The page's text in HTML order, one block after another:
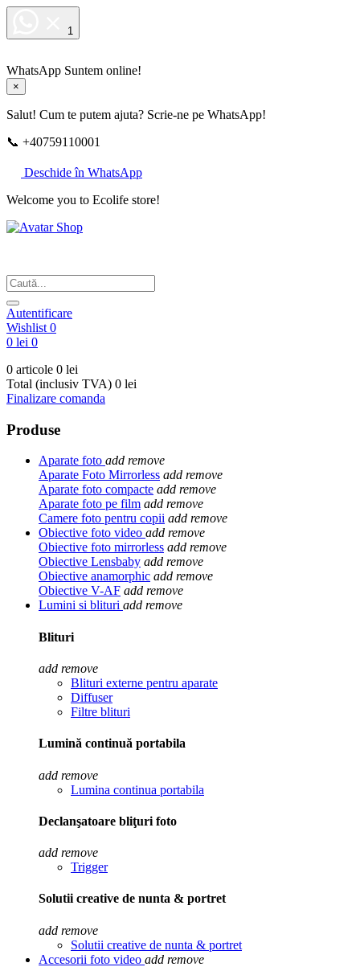
1
WhatsApp Suntem online!
×
Salut! Cum te putem ajuta? Scrie-ne pe WhatsApp!
📞 +40759110001
Deschide în WhatsApp
Welcome you to Ecolife store!
Autentificare
Wishlist 0
0 lei 0
0 articole 0 lei
Total (inclusiv TVA) 0 lei
Finalizare comanda
Produse
Aparate foto add remove
Aparate Foto Mirrorless add remove
Aparate foto compacte add remove
Aparate foto pe film add remove
Camere foto pentru copii add remove
Obiective foto video add remove
Obiective foto mirrorless add remove
Obiective Lensbaby add remove
Obiective anamorphic add remove
Obiective V-AF add remove
Lumini si blituri add remove
Blituri
add remove
Blituri externe pentru aparate
Diffuser
Filtre blituri
Lumină continuă portabila
add remove
Lumina continua portabila
Declanşatoare bliţuri foto
add remove
Trigger
Solutii creative de nunta & portret
add remove
Solutii creative de nunta & portret
Accesorii foto video add remove